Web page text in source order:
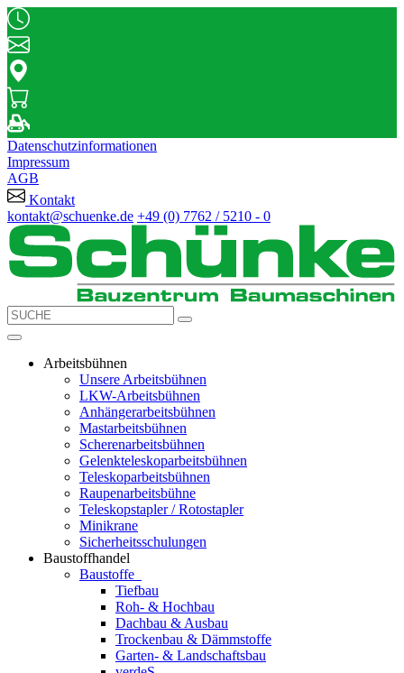
Datenschutzinformationen
Impressum
AGB
Kontakt
kontakt@schuenke.de +49 (0) 7762 / 5210 - 0
Arbeitsbühnen
Unsere Arbeitsbühnen
LKW-Arbeitsbühnen
Anhängerarbeitsbühnen
Mastarbeitsbühnen
Scherenarbeitsbühnen
Gelenkteleskoparbeitsbühnen
Teleskoparbeitsbühnen
Raupenarbeitsbühne
Teleskopstapler / Rotostapler
Minikrane
Sicherheitsschulungen
Baustoffhandel
Baustoffe
Tiefbau
Roh- & Hochbau
Dachbau & Ausbau
Trockenbau & Dämmstoffe
Garten- & Landschaftsbau